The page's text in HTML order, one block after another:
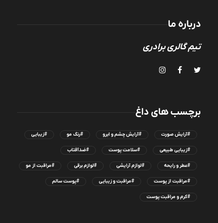
درباره ما
تیم گالری برادری
برچسب های داغ
#آرایش صورت #آرایش چشم و ابرو #رنگ مو #زیبایی
#زیبایی طبیعی #سلامت پوست #ضدآفتاب
#عطر و رایحه #لوازم آرایشی #لوازم برقی #مراقبت از مو
#مراقبت از پوست #مراقبت و زیبایی #پوست سالم
#کرم و مراقبت پوست